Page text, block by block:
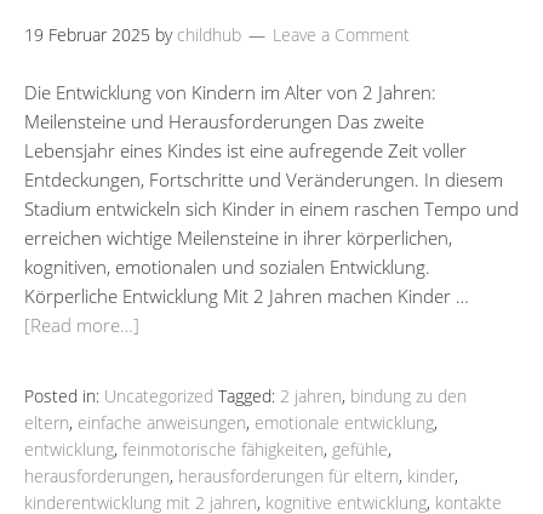
19 Februar 2025 by childhub Leave a Comment
Die Entwicklung von Kindern im Alter von 2 Jahren:
Meilensteine und Herausforderungen Das zweite
Lebensjahr eines Kindes ist eine aufregende Zeit voller
Entdeckungen, Fortschritte und Veränderungen. In diesem
Stadium entwickeln sich Kinder in einem raschen Tempo und
erreichen wichtige Meilensteine in ihrer körperlichen,
kognitiven, emotionalen und sozialen Entwicklung.
Körperliche Entwicklung Mit 2 Jahren machen Kinder …
[Read more…]
Posted in: Uncategorized Tagged: 2 jahren, bindung zu den
eltern, einfache anweisungen, emotionale entwicklung,
entwicklung, feinmotorische fähigkeiten, gefühle,
herausforderungen, herausforderungen für eltern, kinder,
kinderentwicklung mit 2 jahren, kognitive entwicklung, kontakte